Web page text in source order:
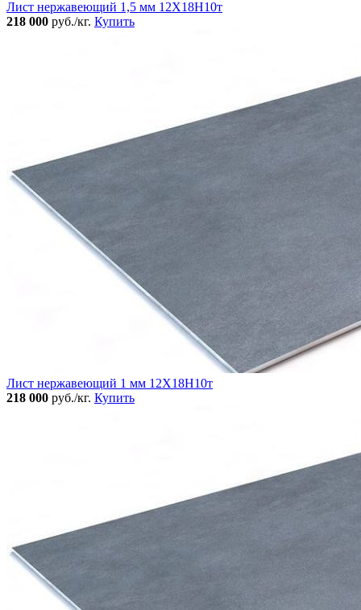
Лист нержавеющий 1,5 мм 12Х18Н10т
218 000 руб./кг. Купить
Лист нержавеющий 1 мм 12Х18Н10т
218 000 руб./кг. Купить